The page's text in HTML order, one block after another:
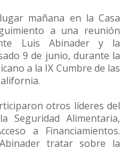
mañana en la Casa
a una reunión
Luis Abinader y la
9 de junio, durante la
a la IX Cumbre de las
otros líderes del
Seguridad Alimentaria,
a Financiamientos.
tratar sobre la